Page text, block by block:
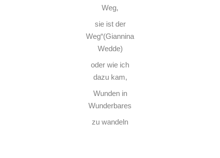
Weg,
sie ist der
Weg“(Giannina
Wedde)
oder wie ich
dazu kam,
Wunden in
Wunderbares
zu wandeln